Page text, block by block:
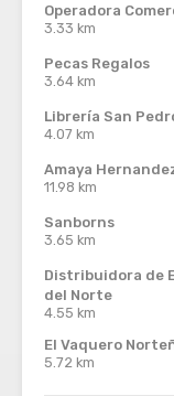
Operadora
3.33 km
Pecas Regalos
3.64 km
Librería San
4.07 km
Amaya
11.98 km
Sanborns
3.65 km
Distribuidora de
del Norte
4.55 km
El Vaquero
5.72 km